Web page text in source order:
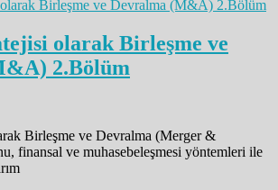
olarak Birleşme ve
2.Bölüm
Birleşme ve Devralma (Merger &
finansal ve muhasebeleşmesi yöntemleri ile